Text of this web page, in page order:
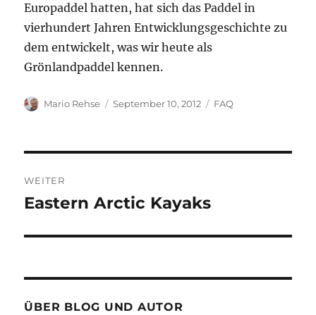
Europaddel hatten, hat sich das Paddel in
vierhundert Jahren Entwicklungsgeschichte zu
dem entwickelt, was wir heute als
Grönlandpaddel kennen.
Autor
Mario Rehse
Veröffentlicht
September 10, 2012 Kategorien
FAQ
WEITER
Nächster
Eastern Arctic Kayaks
ÜBER BLOG UND AUTOR